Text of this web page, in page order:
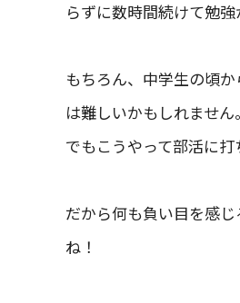
らずに数時間続けて勉強
もちろん、中学生の頃
は難しいかもしれません。
でもこうやって部活に
だから何も負い目を感
ね！